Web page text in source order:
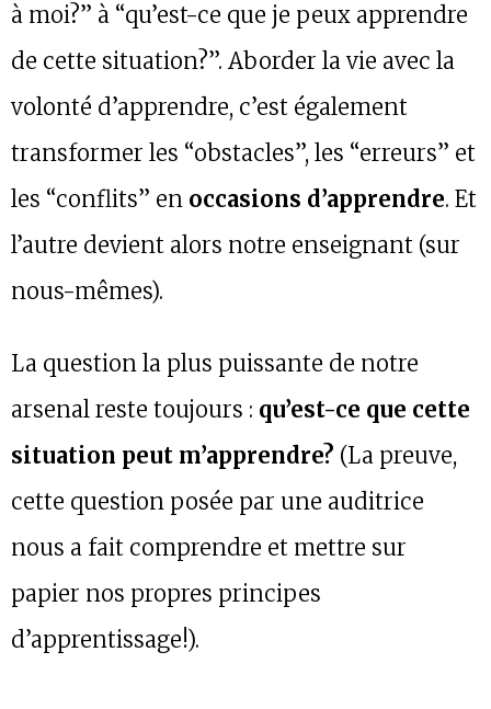
à moi?” à “qu’est-ce que je peux apprendre
de cette situation?”. Aborder la vie avec la
volonté d’apprendre, c’est également
transformer les “obstacles”, les “erreurs” et
les “conflits” en occasions d’apprendre. Et
l’autre devient alors notre enseignant (sur
nous-mêmes).
La question la plus puissante de notre
arsenal reste toujours : qu’est-ce que cette
situation peut m’apprendre? (La preuve,
cette question posée par une auditrice
nous a fait comprendre et mettre sur
papier nos propres principes
d’apprentissage!).